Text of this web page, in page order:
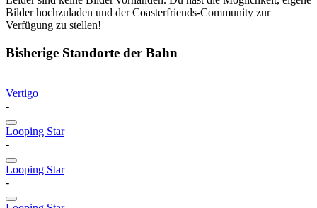
Bilder hochzuladen und der Coasterfriends-Community zur
Verfügung zu stellen!
Bisherige Standorte der Bahn
Vertigo
-
Looping Star
-
Looping Star
-